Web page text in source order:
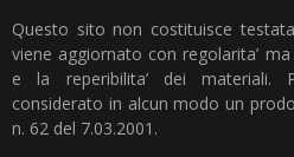
Questo sito non costituisce
viene aggiornato con regolarita’
e la reperibilita’ dei materiali.
considerato in alcun modo un
n. 62 del 7.03.2001.